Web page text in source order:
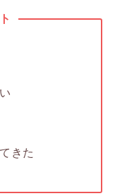
きた